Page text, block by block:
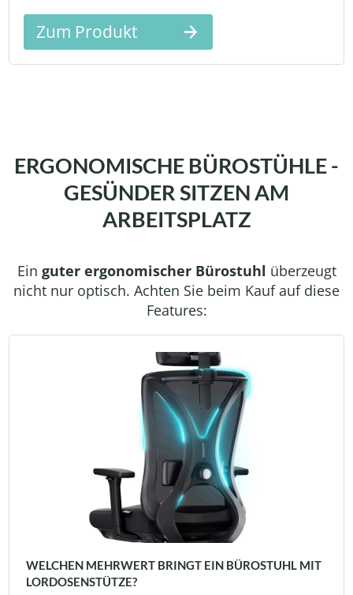
Zum Produkt
ERGONOMISCHE BÜROSTÜHLE -
GESÜNDER SITZEN AM
ARBEITSPLATZ
Ein guter ergonomischer Bürostuhl überzeugt
nicht nur optisch. Achten Sie beim Kauf auf diese
Features:
WELCHEN MEHRWERT BRINGT EIN BÜROSTUHL MIT
LORDOSENSTÜTZE?